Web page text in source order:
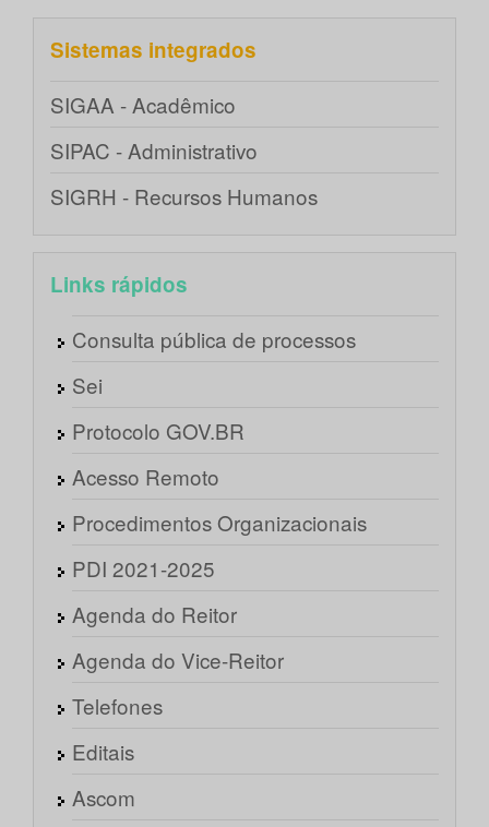
Sistemas integrados
SIGAA - Acadêmico
SIPAC - Administrativo
SIGRH - Recursos Humanos
Links rápidos
Consulta pública de processos
Sei
Protocolo GOV.BR
Acesso Remoto
Procedimentos Organizacionais
PDI 2021-2025
Agenda do Reitor
Agenda do Vice-Reitor
Telefones
Editais
Ascom